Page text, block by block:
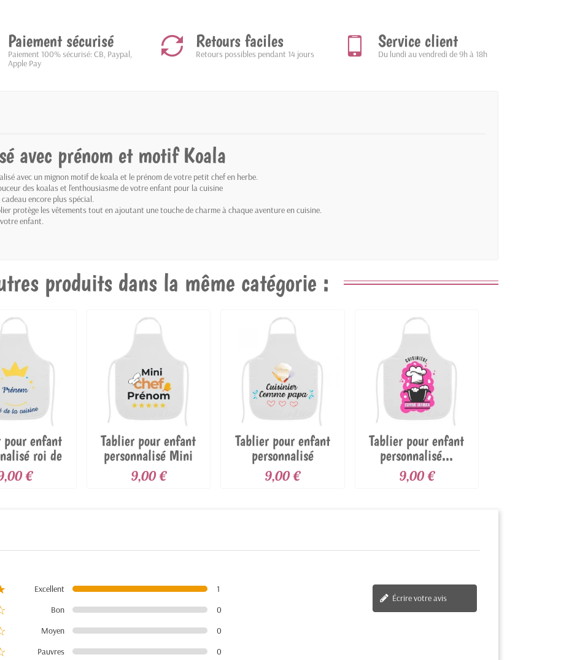
Paiement sécurisé
Paiement 100% sécurisé: CB, Paypal,
Apple Pay
Retours faciles
Retours possibles pendant 14 jours
Service client
Du lundi au vendredi de 9h à 18h
avec prénom et motif Koala
avec un mignon motif de koala et le prénom de votre petit chef en herbe.
des koalas et l'enthousiasme de votre enfant pour la cuisine
encore plus spécial.
protège les vêtements tout en ajoutant une touche de charme à chaque aventure en cuisine.
enfant.
produits dans la même catégorie :
pour enfant
roi de
la...€
Tablier pour enfant
personnalisé Mini
Chef...
9,00 €
Tablier pour enfant
personnalisé
cuisinier...
9,00 €
Tablier pour enfant
personnalisé...
9,00 €
Excellent 1
Bon 0
Moyen 0
Pauvres 0
Écrire votre avis